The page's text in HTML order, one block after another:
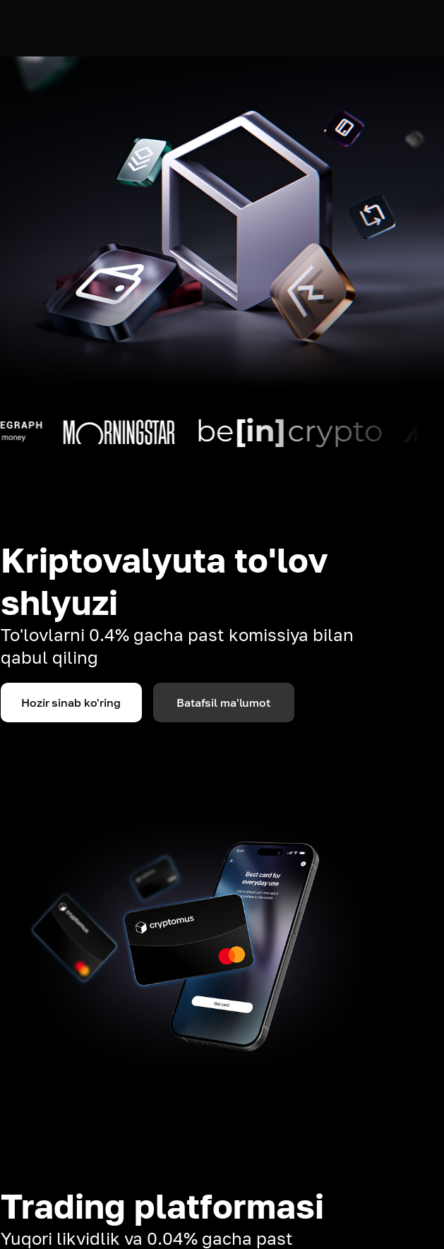
Kriptovalyuta to'lov
shlyuzi
To'lovlarni 0.4% gacha past komissiya bilan
qabul qiling
Hozir sinab ko'ring Batafsil ma'lumot
Trading platformasi
Yuqori likvidlik va 0.04% gacha past